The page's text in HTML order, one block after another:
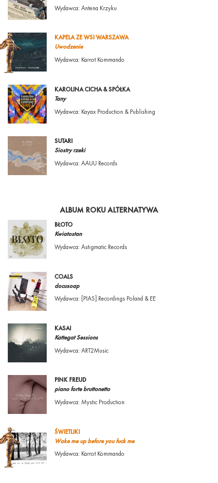
Wydawca: Antena Krzyku
KAPELA ZE WSI WARSZAWA
Uwodzenie
Wydawca: Karrot Kommando
KAROLINA CICHA & SPÓŁKA
Tany
Wydawca: Kayax Production & Publishing
SUTARI
Siostry rzeki
Wydawca: AAUU Records
ALBUM ROKU ALTERNATYWA
BŁOTO
Kwiatostan
Wydawca: Astigmatic Records
COALS
docusoap
Wydawca: [PIAS] Recordings Poland & EE
KASAI
Kattegat Sessions
Wydawca: ART2Music
PINK FREUD
piano forte bruttonetto
Wydawca: Mystic Production
ŚWIETLIKI
Wake me up before you fuck me
Wydawca: Karrot Kommando